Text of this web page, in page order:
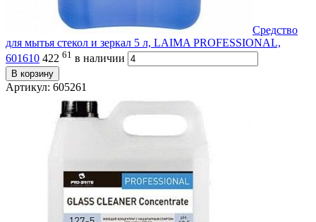
Средство
для мытья стекол и зеркал 5 л, LAIMA PROFESSIONAL,
601610 422 61 в наличии
В корзину
Артикул: 605261